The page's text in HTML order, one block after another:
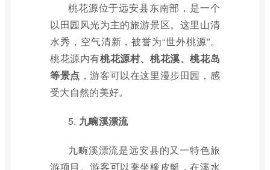
桃花源位于远安县东南部，是一个
以田园风光为主的旅游景区。这里山清
水秀，空气清新，被誉为“世外桃源”。
桃花源内有桃花源村、桃花溪、桃花岛
等景点 ，游客可以在这里漫步田园，感
受大自然的美好。
5. 九畹溪漂流
九畹溪漂流是远安县的又一特色旅
游项目。游客可以乘坐橡皮艇，在溪水